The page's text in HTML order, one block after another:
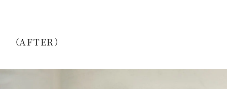
（AFTER）